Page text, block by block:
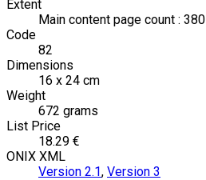
Extent
Main content page count : 380
Code
82
Dimensions
16 x 24 cm
Weight
672 grams
List Price
18.29 €
ONIX XML
Version 2.1, Version 3